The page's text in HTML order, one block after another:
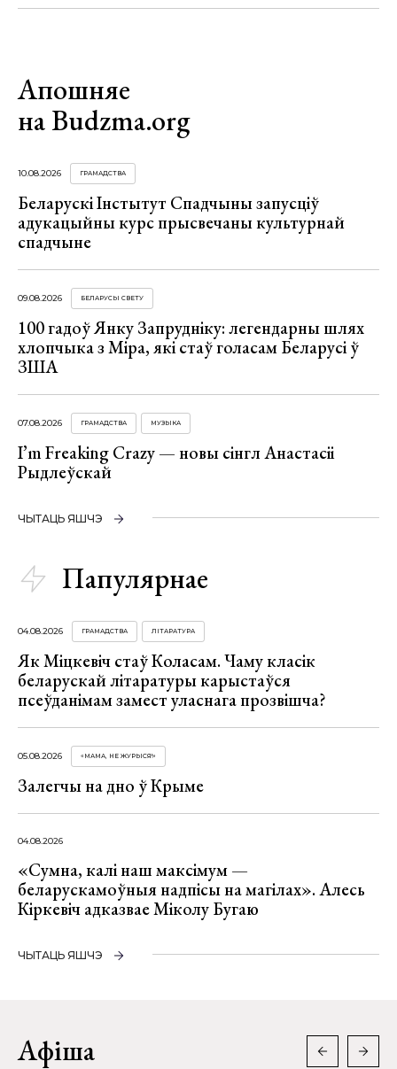
Апошняе
на Budzma.org
10.08.2026 ГРАМАДСТВА
Беларускі Інстытут Спадчыны запусціў
адукацыйны курс прысвечаны культурнай
спадчыне
09.08.2026 БЕЛАРУСЫ СВЕТУ
100 гадоў Янку Запрудніку: легендарны шлях
хлопчыка з Міра, які стаў голасам Беларусі ў
ЗША
07.08.2026 ГРАМАДСТВА МУЗЫКА
I’m Freaking Crazy — новы сінгл Анастасіі
Рыдлеўскай
ЧЫТАЦЬ ЯШЧЭ
Папулярнае
04.08.2026 ГРАМАДСТВА ЛІТАРАТУРА
Як Міцкевіч стаў Коласам. Чаму класік
беларускай літаратуры карыстаўся
псеўданімам замест уласнага прозвішча?
05.08.2026 «МАМА, НЕ ЖУРЫСЯ!»
Залегчы на дно ў Крыме
04.08.2026
«Сумна, калі наш максімум —
беларускамоўныя надпісы на магілах». Алесь
Кіркевіч адказвае Міколу Бугаю
ЧЫТАЦЬ ЯШЧЭ
Афіша